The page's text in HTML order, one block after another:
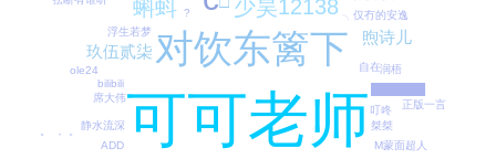
可可老师
对饮东篱下
少昊12138
蝌蚪
玖伍贰柒
煦诗儿
自在
╮仅冇的安逸
桀桀
浮生若梦
叮咚
席大伟
静水流深
ADD M蒙面超人
bilibili
?
正版一言
ole24 润梧
。 ， 。